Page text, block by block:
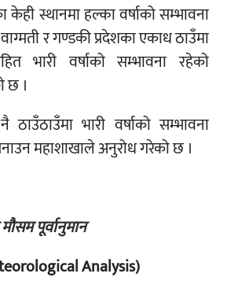
स्थानमा हल्का वर्षाको सम्भावना
र गण्डकी प्रदेशका एकाध ठाउँमा
भारी वर्षाको सम्भावना रहेको
छ ।
भारी वर्षाको सम्भावना
महाशाखाले अनुरोध गरेको छ ।
पूर्वानुमान
Analysis)